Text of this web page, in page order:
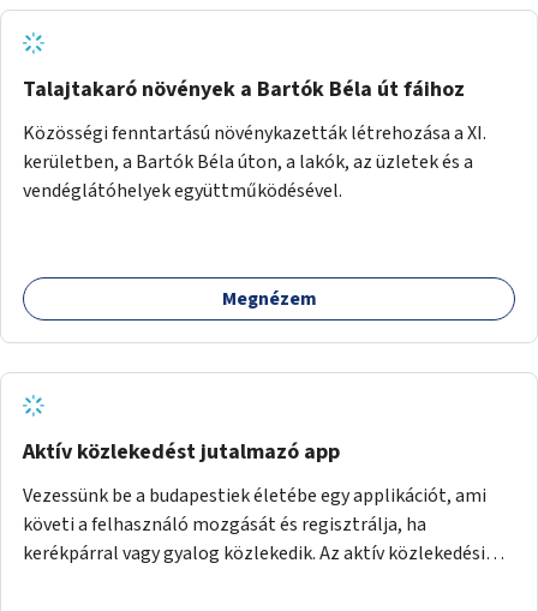
Talajtakaró növények a Bartók Béla út fáihoz
Közösségi fenntartású növénykazetták létrehozása a XI.
kerületben, a Bartók Béla úton, a lakók, az üzletek és a
vendéglátóhelyek együttműködésével.
Megnézem
Aktív közlekedést jutalmazó app
Vezessünk be a budapestiek életébe egy applikációt, ami
követi a felhasználó mozgását és regisztrálja, ha
kerékpárral vagy gyalog közlekedik. Az aktív közlekedési